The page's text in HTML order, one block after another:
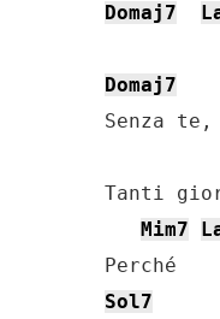
Domaj7
Domaj7
Senza
Tanti
Mim7
Sol7